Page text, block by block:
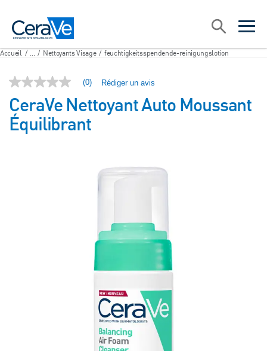
open
open
Recherche
Accueil / ... / Nettoyants Visage / feuchtigkeitsspendende-reinigungslotion
Aucune
valeur
de
notation
Lien
sur
(0) Rédiger un avis
CeraVe Nettoyant Auto Moussant
Équilibrant